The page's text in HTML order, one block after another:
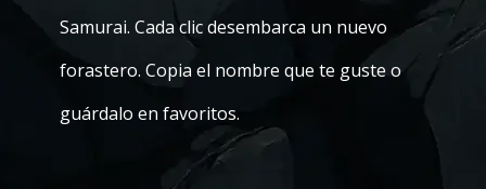
Samurai. Cada clic desembarca un nuevo
forastero. Copia el nombre que te guste o
guárdalo en favoritos.